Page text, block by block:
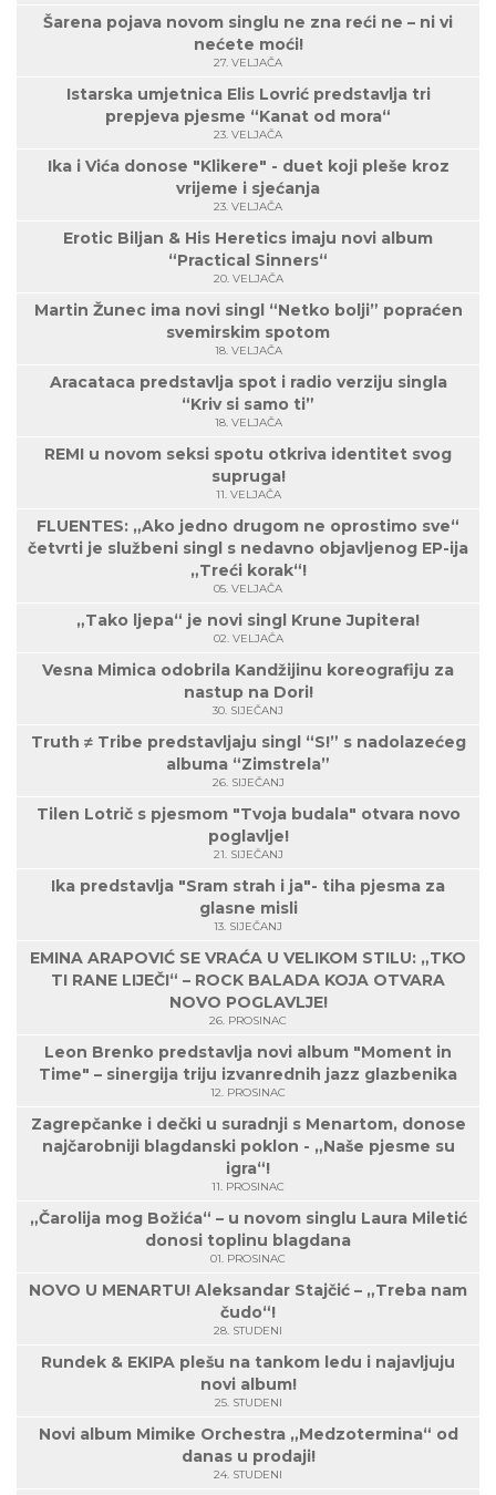
Šarena pojava novom singlu ne zna reći ne – ni vi
nećete moći!
27. VELJAČA
Istarska umjetnica Elis Lovrić predstavlja tri
prepjeva pjesme “Kanat od mora“
23. VELJAČA
Ika i Vića donose "Klikere" - duet koji pleše kroz
vrijeme i sjećanja
23. VELJAČA
Erotic Biljan & His Heretics imaju novi album
“Practical Sinners“
20. VELJAČA
Martin Žunec ima novi singl “Netko bolji” popraćen
svemirskim spotom
18. VELJAČA
Aracataca predstavlja spot i radio verziju singla
“Kriv si samo ti”
18. VELJAČA
REMI u novom seksi spotu otkriva identitet svog
supruga!
11. VELJAČA
FLUENTES: „Ako jedno drugom ne oprostimo sve“
četvrti je službeni singl s nedavno objavljenog EP-ija
„Treći korak“!
05. VELJAČA
„Tako ljepa“ je novi singl Krune Jupitera!
02. VELJAČA
Vesna Mimica odobrila Kandžijinu koreografiju za
nastup na Dori!
30. SIJEČANJ
Truth ≠ Tribe predstavljaju singl “S!” s nadolazećeg
albuma “Zimstrela”
26. SIJEČANJ
Tilen Lotrič s pjesmom "Tvoja budala" otvara novo
poglavlje!
21. SIJEČANJ
Ika predstavlja "Sram strah i ja"- tiha pjesma za
glasne misli
13. SIJEČANJ
EMINA ARAPOVIĆ SE VRAĆA U VELIKOM STILU: „TKO
TI RANE LIJEČI“ – ROCK BALADA KOJA OTVARA
NOVO POGLAVLJE!
26. PROSINAC
Leon Brenko predstavlja novi album "Moment in
Time" – sinergija triju izvanrednih jazz glazbenika
12. PROSINAC
Zagrepčanke i dečki u suradnji s Menartom, donose
najčarobniji blagdanski poklon - „Naše pjesme su
igra“!
11. PROSINAC
„Čarolija mog Božića“ – u novom singlu Laura Miletić
donosi toplinu blagdana
01. PROSINAC
NOVO U MENARTU! Aleksandar Stajčić – „Treba nam
čudo“!
28. STUDENI
Rundek & EKIPA plešu na tankom ledu i najavljuju
novi album!
25. STUDENI
Novi album Mimike Orchestra „Medzotermina“ od
danas u prodaji!
24. STUDENI